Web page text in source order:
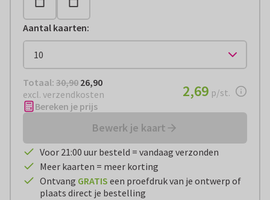
Aantal kaarten:
Totaal: € 26,90
Totaal: 30,90 26,90
excl. verzendkosten
€ 2,69per stuk
2,69 p/st.
Bereken je prijs
Bewerk je kaart
Voor 21:00 uur besteld = vandaag verzonden
Meer kaarten = meer korting
Ontvang GRATIS een proefdruk van je ontwerp of
plaats direct je bestelling